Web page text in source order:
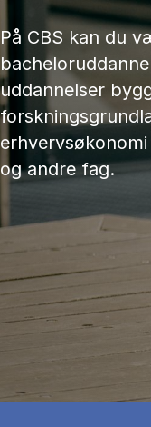
På CBS kan du
uddannelser
og andre fag.